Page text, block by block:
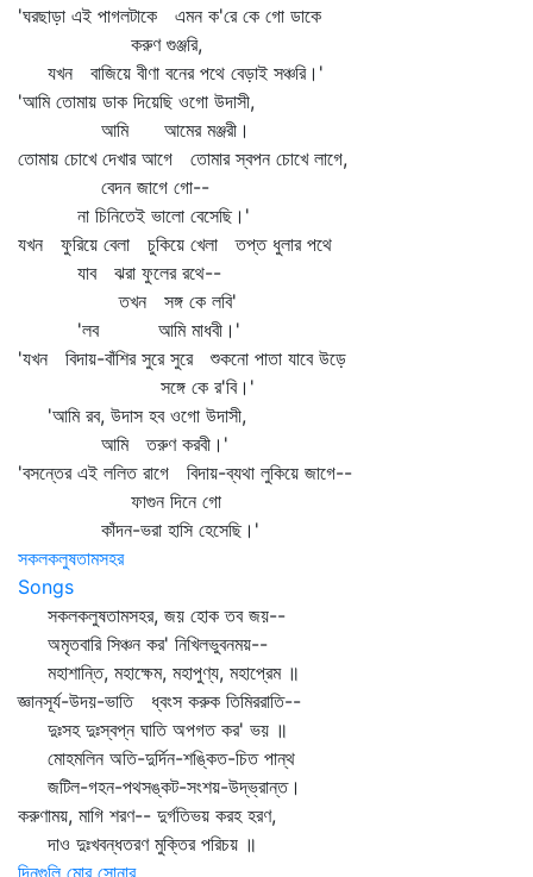
'ঘরছাড়া এই পাগলটাকে এমন ক'রে কে গো ডাকে
করুণ গুঞ্জরি,
যখন বাজিয়ে বীণা বনের পথে বেড়াই সঞ্চরি।'
'আমি তোমায় ডাক দিয়েছি ওগো উদাসী,
আমি আমের মঞ্জরী।
তোমায় চোখে দেখার আগে তোমার স্বপন চোখে লাগে,
বেদন জাগে গো--
না চিনিতেই ভালো বেসেছি।'
যখন ফুরিয়ে বেলা চুকিয়ে খেলা তপ্ত ধুলার পথে
যাব ঝরা ফুলের রথে--
তখন সঙ্গ কে লবি'
'লব আমি মাধবী।'
'যখন বিদায়-বাঁশির সুরে সুরে শুকনো পাতা যাবে উড়ে
সঙ্গে কে র'বি।'
'আমি রব, উদাস হব ওগো উদাসী,
আমি তরুণ করবী।'
'বসন্তের এই ললিত রাগে বিদায়-ব্যথা লুকিয়ে জাগে--
ফাগুন দিনে গো
কাঁদন-ভরা হাসি হেসেছি।'
সকলকলুষতামসহর
Songs
সকলকলুষতামসহর, জয় হোক তব জয়--
অমৃতবারি সিঞ্চন কর' নিখিলভুবনময়--
মহাশান্তি, মহাক্ষেম, মহাপুণ্য, মহাপ্রেম ॥
জ্ঞানসূর্য-উদয়-ভাতি ধ্বংস করুক তিমিররাতি--
দুঃসহ দুঃস্বপ্ন ঘাতি অপগত কর' ভয় ॥
মোহমলিন অতি-দুর্দিন-শঙ্কিত-চিত পান্থ
জটিল-গহন-পথসঙ্কট-সংশয়-উদ্‌ভ্রান্ত।
করুণাময়, মাগি শরণ-- দুর্গতিভয় করহ হরণ,
দাও দুঃখবন্ধতরণ মুক্তির পরিচয় ॥
দিনগুলি মোর সোনার